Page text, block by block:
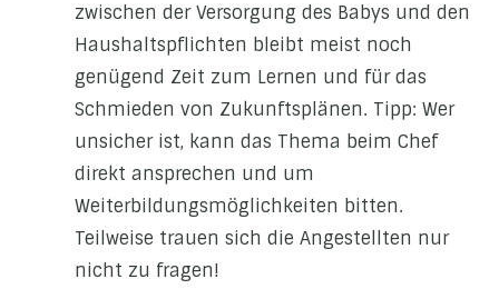
zwischen der Versorgung des Babys und den
Haushaltspflichten bleibt meist noch
genügend Zeit zum Lernen und für das
Schmieden von Zukunftsplänen. Tipp: Wer
unsicher ist, kann das Thema beim Chef
direkt ansprechen und um
Weiterbildungsmöglichkeiten bitten.
Teilweise trauen sich die Angestellten nur
nicht zu fragen!